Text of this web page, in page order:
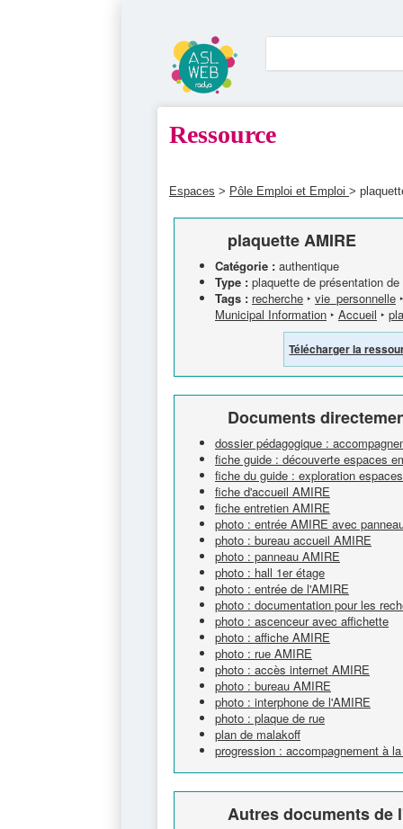
Ressource
Espaces > Pôle Emploi et Emploi >
plaquette AMIRE
Catégorie : authentique
Type : plaquette de présentation
Tags : recherche ‣ vie_personnelle
Municipal Information ‣ Accueil ‣
Télécharger la
Documents
dossier pédagogique :
fiche guide : découverte espaces
fiche du guide : exploration
fiche d'accueil AMIRE
fiche entretien AMIRE
photo : entrée AMIRE avec
photo : bureau accueil AMIRE
photo : panneau AMIRE
photo : hall 1er étage
photo : entrée de l'AMIRE
photo : documentation pour les
photo : ascenceur avec affichette
photo : affiche AMIRE
photo : rue AMIRE
photo : accès internet AMIRE
photo : bureau AMIRE
photo : interphone de l'AMIRE
photo : plaque de rue
plan de malakoff
progression : accompagnement à
Autres documents de